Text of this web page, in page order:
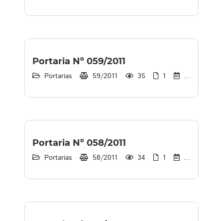
Portaria Nº 059/2011
Portarias 59/2011 35 1 30/12/2013
Portaria Nº 058/2011
Portarias 58/2011 34 1 30/12/2013